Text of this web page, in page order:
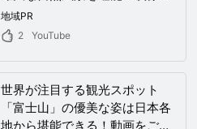
らも伝わる神秘的な櫛形山の歩
き方や近隣の観光情報を一挙紹
地域PR
2
YouTube
世界が注目する観光スポット
「富士山」の優美な姿は日本各
地から堪能できる！動画をご覧